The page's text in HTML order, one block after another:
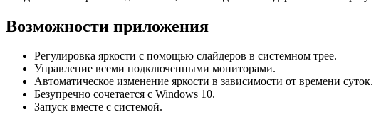
Возможности приложения
Регулировка яркости с помощью слайдеров в системном трее.
Управление всеми подключенными мониторами.
Автоматическое изменение яркости в зависимости от времени суток.
Безупречно сочетается с Windows 10.
Запуск вместе с системой.